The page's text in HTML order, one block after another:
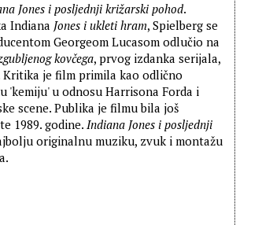
Jones i posljednji križarski pohod.
Indiana Jones i ukleti hram, Spielberg se
Georgeom Lucasom odlučio na
kovčega, prvog izdanka serijala,
Kritika je film primila kao odlično
'kemiju' u odnosu Harrisona Forda i
scene. Publika je filmu bila još
1989. godine.Indiana Jones i posljednji
originalnu muziku, zvuk i montažu